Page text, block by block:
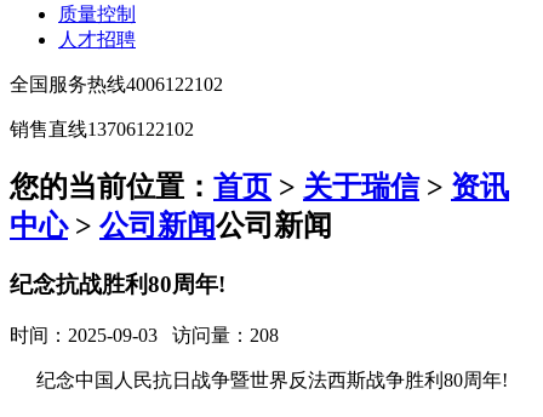
质量控制
人才招聘
全国服务热线4006122102
销售直线13706122102
您的当前位置： 首页 > 关于瑞信> 资讯
中心> 公司新闻公司新闻
纪念抗战胜利80周年!
时间：2025-09-03 访问量：208
纪念中国人民抗日战争暨世界反法西斯战争胜利80周年!